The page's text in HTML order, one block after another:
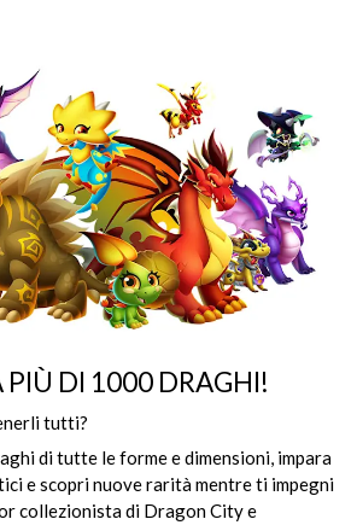
DI 1000 DRAGHI!
tutti?
di tutte le forme e dimensioni, impara
e scopri nuove rarità mentre ti impegni
collezionista di Dragon City e